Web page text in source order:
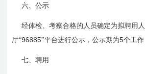
六、公示
经体检、考察合格的人员确定为拟聘用
厅“96885”平台进行公示，公示期为5个工作
七、聘用